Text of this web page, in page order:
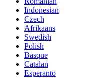
Indonesian
Czech
Afrikaans
Swedish
Polish
Basque
Catalan
Esperanto